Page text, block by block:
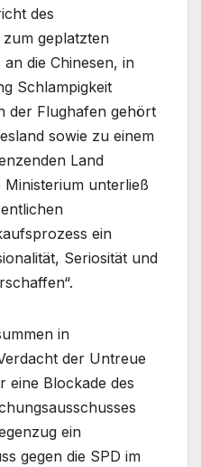
des
geplatzten
die Chinesen, in
Schlampigkeit
der Flughafen gehört
sowie zu einem
Land
Ministerium unterließ
ein
Seriosität und
in
der Untreue
eine Blockade des
ein
gegen die SPD im